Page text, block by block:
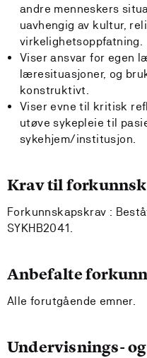
andre menneskers
uavhengig av kultur,
virkelighetsoppfatning.
Viser ansvar for egen
læresituasjoner, og
konstruktivt.
Viser evne til kritisk
utøve sykepleie til
sykehjem/institusjon.
Krav til
Forkunnskapskrav :
SYKHB2041.
Anbefalte
Alle forutgående emner.
Undervisnings-